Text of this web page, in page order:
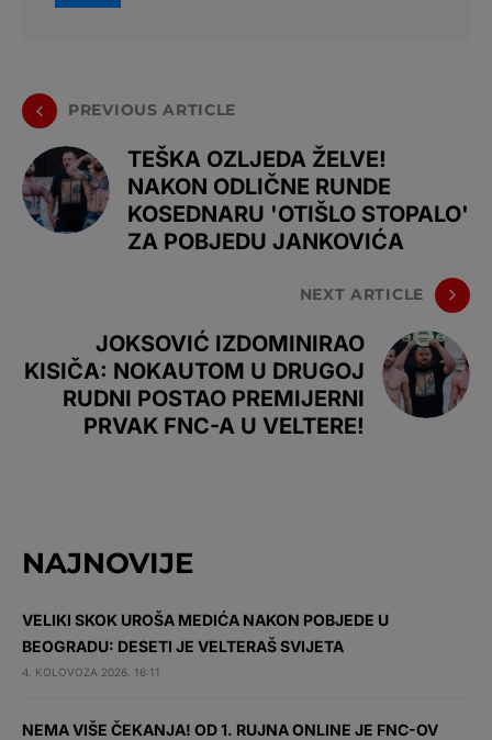
PREVIOUS ARTICLE
TEŠKA OZLJEDA ŽELVE!
NAKON ODLIČNE RUNDE
KOSEDNARU 'OTIŠLO STOPALO'
ZA POBJEDU JANKOVIĆA
NEXT ARTICLE
JOKSOVIĆ IZDOMINIRAO
KISIČA: NOKAUTOM U DRUGOJ
RUDNI POSTAO PREMIJERNI
PRVAK FNC-A U VELTERE!
NAJNOVIJE
VELIKI SKOK UROŠA MEDIĆA NAKON POBJEDE U
BEOGRADU: DESETI JE VELTERAŠ SVIJETA
4. KOLOVOZA 2026. 16:11
NEMA VIŠE ČEKANJA! OD 1. RUJNA ONLINE JE FNC-OV